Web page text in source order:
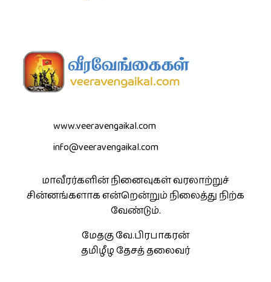
www.veeravengaikal.com
info@veeravengaikal.com
மாவீரர்களின் நினைவுகள் வரலாற்றுச்
சின்னங்களாக என்றென்றும் நிலைத்து நிற்க
வேண்டும்.
மேதகு வே.பிரபாகரன்
தமிழீழ தேசத் தலைவர்